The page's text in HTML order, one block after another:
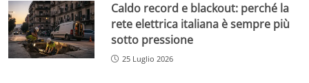
Caldo record e blackout: perché la
rete elettrica italiana è sempre più
sotto pressione
25 Luglio 2026